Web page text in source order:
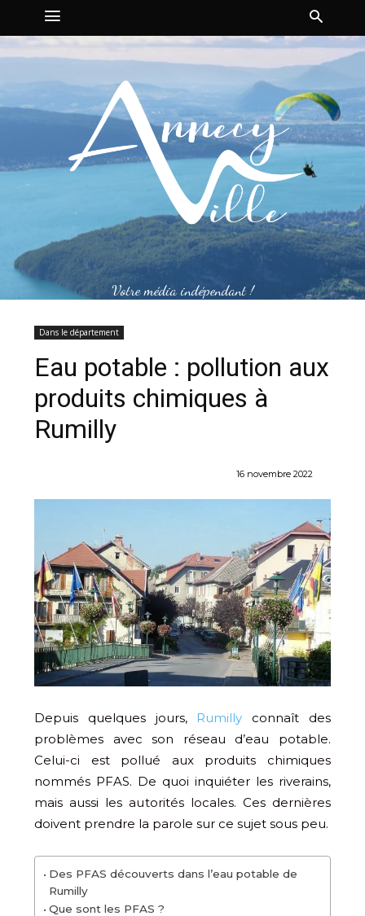
Votre média indépendant !
Dans le département
Eau potable : pollution aux
produits chimiques à
Rumilly
16 novembre 2022
Depuis quelques jours, Rumilly connaît des
problèmes avec son réseau d’eau potable.
Celui-ci est pollué aux produits chimiques
nommés PFAS. De quoi inquiéter les riverains,
mais aussi les autorités locales. Ces dernières
doivent prendre la parole sur ce sujet sous peu.
Des PFAS découverts dans l’eau potable de
Rumilly
Que sont les PFAS ?